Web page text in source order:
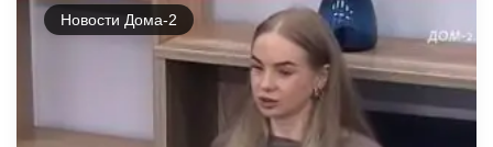
Новости Дома-2